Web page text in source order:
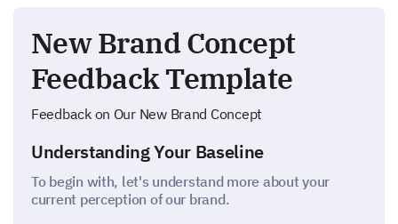
New Brand Concept
Feedback Template
Feedback on Our New Brand Concept
Understanding Your Baseline
To begin with, let's understand more about your
current perception of our brand.